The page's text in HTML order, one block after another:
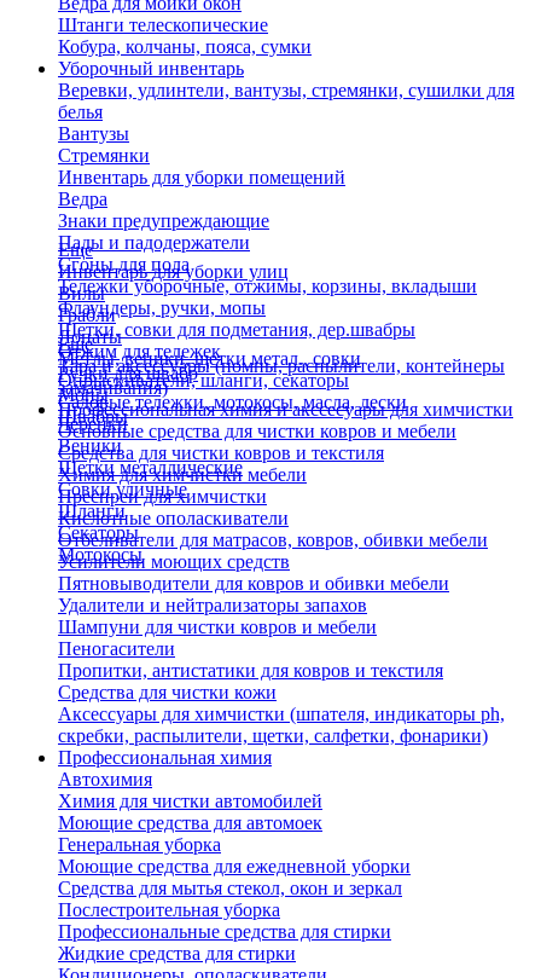
Штанги телескопические
Кобура, колчаны, пояса, сумки
Уборочный инвентарь
Веревки, удлинтели, вантузы, стремянки, сушилки для
белья
Вантузы
Стремянки
Инвентарь для уборки помещений
Ведра
Знаки предупреждающие
Пады и падодержатели
Сгоны для пола
Тележки уборочные, отжимы, корзины, вкладыши
Флаундеры, ручки, мопы
Щетки, совки для подметания, дер.швабры
Отжим для тележек
Ручки для швабр
Мопы
Швабры
Еще
Инвентарь для уборки улиц
Вилы
Грабли
Лопаты
Метлы, веники, щетки метал., совки
Опрыскиватели, шланги, секаторы
Садовые тележки, мотокосы, масла, лески
Черенки
Веники
Щетки металлические
Совки уличные
Шланги
Секаторы
Мотокосы
Еще
Тара и аксессуары (помпы, распылители, контейнеры
замачивания)
Профессиональная химия и акссесуары для химчистки
Основные средства для чистки ковров и мебели
Средства для чистки ковров и текстиля
Химия для химчистки мебели
Преспреи для химчистки
Кислотные ополаскиватели
Отбеливатели для матрасов, ковров, обивки мебели
Усилители моющих средств
Пятновыводители для ковров и обивки мебели
Удалители и нейтрализаторы запахов
Шампуни для чистки ковров и мебели
Пеногасители
Пропитки, антистатики для ковров и текстиля
Средства для чистки кожи
Аксессуары для химчистки (шпателя, индикаторы ph,
скребки, распылители, щетки, салфетки, фонарики)
Профессиональная химия
Автохимия
Химия для чистки автомобилей
Моющие средства для автомоек
Генеральная уборка
Моющие средства для ежедневной уборки
Средства для мытья стекол, окон и зеркал
Послестроительная уборка
Профессиональные средства для стирки
Жидкие средства для стирки